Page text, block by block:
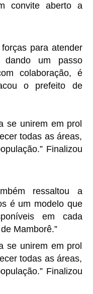
convite aberto a
para atender
dando um passo
colaboração, é
o prefeito de
se unirem em prol
todas as áreas,
Finalizou
ressaltou a
é um modelo que
em cada
Mamborê.”
se unirem em prol
todas as áreas,
Finalizou